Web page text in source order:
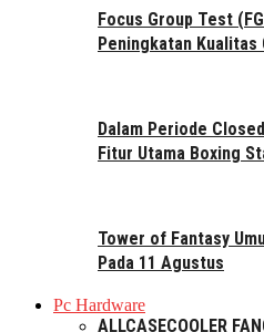
Focus Group Test
Peningkatan
Dalam Periode
Fitur Utama Boxing
Tower of Fantasy
Pada 11 Agustus
Pc Hardware
ALLCASECOOLER FAN